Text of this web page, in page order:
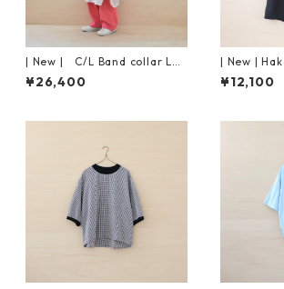
| New | C/L Band collar Lon
g Shirt S/S | Grayish Pink
¥26,400
| New |
ants | Black
¥12,100